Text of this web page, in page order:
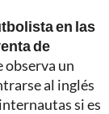
en las
de
observa un
al inglés
si es